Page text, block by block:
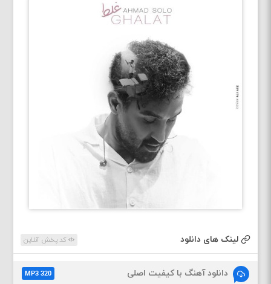
لینک های دانلود کد پخش آنلاین
دانلود آهنگ با کیفیت اصلی MP3 320